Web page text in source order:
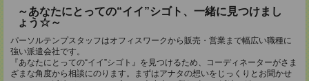
～あなたにとっての“イイ”シゴト、一緒に見つけまし
ょう☆～
パーソルテンプスタッフはオフィスワークから販売・営業まで幅広い職種に
強い派遣会社です。
『あなたにとっての“イイ”シゴト』を見つけるため、コーディネーターがさま
ざまな角度から相談にのります。まずはアナタの想いをじっくりとお聞かせ